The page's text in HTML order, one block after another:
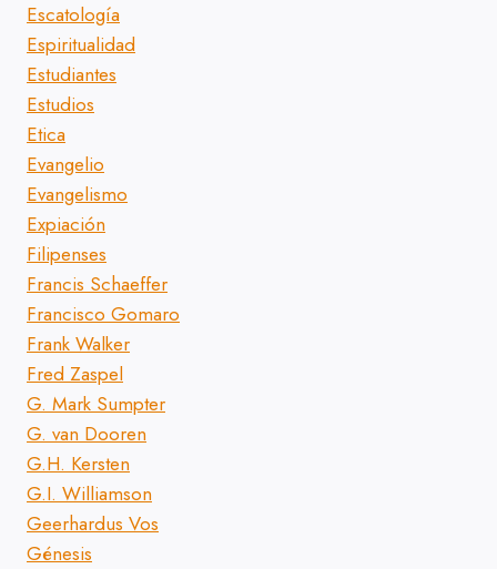
Escatología
Espiritualidad
Estudiantes
Estudios
Etica
Evangelio
Evangelismo
Expiación
Filipenses
Francis Schaeffer
Francisco Gomaro
Frank Walker
Fred Zaspel
G. Mark Sumpter
G. van Dooren
G.H. Kersten
G.I. Williamson
Geerhardus Vos
Génesis